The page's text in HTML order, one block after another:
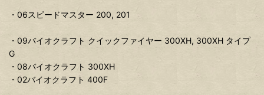
・06スピードマスター 200, 201
・09バイオクラフト クイックファイヤー 300XH, 300XH タイプ
G
・08バイオクラフト 300XH
・02バイオクラフト 400F